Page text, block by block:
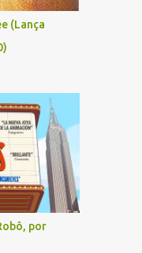
(Lança
por